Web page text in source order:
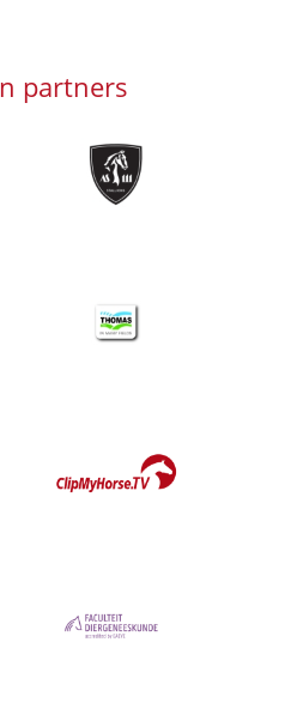
partners
Afbeelding
Afbeelding